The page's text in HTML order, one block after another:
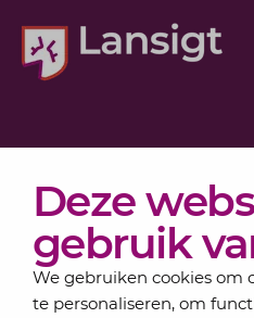
Deze
gebruik
We gebruiken cookies om
te personaliseren, om
Actueel
Over Lansigt
Contact